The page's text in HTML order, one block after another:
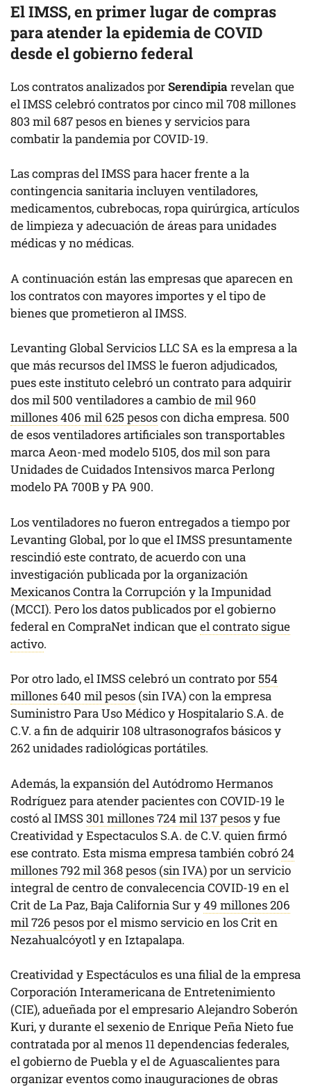
El IMSS, en primer lugar de compras
para atender la epidemia de COVID
desde el gobierno federal
Los contratos analizados porSerendipiarevelan que
el IMSS celebró contratos por cinco mil 708 millones
803 mil 687 pesos en bienes y servicios para
combatir la pandemia por COVID-19.
Las compras del IMSS para hacer frente a la
contingencia sanitaria incluyen ventiladores,
medicamentos, cubrebocas, ropa quirúrgica, artículos
de limpieza y adecuación de áreas para unidades
médicas y no médicas.
A continuación están las empresas que aparecen en
los contratos con mayores importes y el tipo de
bienes que prometieron al IMSS.
Levanting Global Servicios LLC SA es la empresa a la
que más recursos del IMSS le fueron adjudicados,
pues este instituto celebró un contrato para adquirir
dos mil 500 ventiladores a cambio demil 960
millones 406 mil 625 pesoscon dicha empresa. 500
de esos ventiladores artificiales son transportables
marca Aeon-med modelo 5105, dos mil son para
Unidades de Cuidados Intensivos marca Perlong
modelo PA 700B y PA 900.
Los ventiladores no fueron entregados a tiempo por
Levanting Global, por lo que el IMSS presuntamente
rescindió este contrato, de acuerdo con una
investigación publicada por la organización
Mexicanos Contra la Corrupción y la Impunidad
(MCCI). Pero los datos publicados por el gobierno
federal en CompraNet indican queel contrato sigue
activo.
Por otro lado, el IMSS celebró un contrato por554
millones 640 mil pesos (sin IVA) con la empresa
Suministro Para Uso Médico y Hospitalario S.A. de
C.V. a fin de adquirir 108 ultrasonografos básicos y
262 unidades radiológicas portátiles.
Además, la expansión del Autódromo Hermanos
Rodríguez para atender pacientes con COVID-19 le
costó al IMSS301 millones 724 mil 137 pesosy fue
Creatividad y Espectaculos S.A. de C.V. quien firmó
ese contrato. Esta misma empresa también cobró24
millones 792 mil 368 pesos (sin IVA)por un servicio
integral de centro de convalecencia COVID-19 en el
Crit de La Paz, Baja California Sur y49 millones 206
mil 726 pesospor el mismo servicio en los Crit en
Nezahualcóyotl y en Iztapalapa.
Creatividad y Espectáculos es una filial de la empresa
Corporación Interamericana de Entretenimiento
(CIE), adueñada por el empresario Alejandro Soberón
Kuri, y durante el sexenio de Enrique Peña Nieto fue
contratada por al menos 11 dependencias federales,
el gobierno de Puebla y el de Aguascalientes para
organizar eventos como inauguraciones de obras